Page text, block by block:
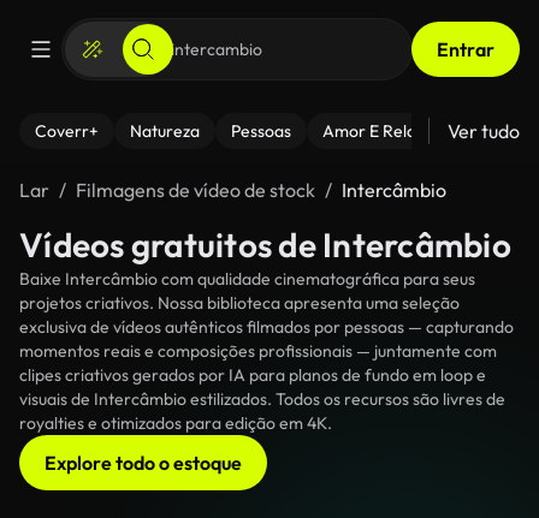
Entrar
Coverr+ Natureza Pessoas Amor E Relacionamentos
Ver tudo
Lar Filmagens de vídeo de stock Intercâmbio
Vídeos gratuitos de Intercâmbio
Baixe Intercâmbio com qualidade cinematográfica para seus
projetos criativos. Nossa biblioteca apresenta uma seleção
exclusiva de vídeos autênticos filmados por pessoas — capturando
momentos reais e composições profissionais — juntamente com
clipes criativos gerados por IA para planos de fundo em loop e
visuais de Intercâmbio estilizados. Todos os recursos são livres de
royalties e otimizados para edição em 4K.
Explore todo o estoque